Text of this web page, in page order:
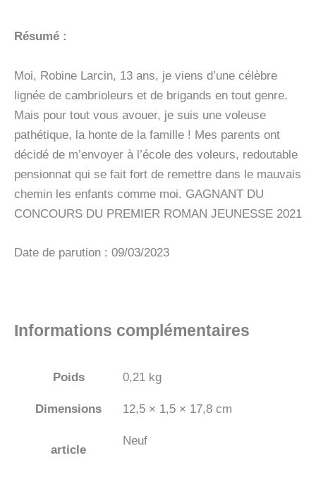
Résumé :
Moi, Robine Larcin, 13 ans, je viens d’une célèbre
lignée de cambrioleurs et de brigands en tout genre.
Mais pour tout vous avouer, je suis une voleuse
pathétique, la honte de la famille ! Mes parents ont
décidé de m’envoyer à l’école des voleurs, redoutable
pensionnat qui se fait fort de remettre dans le mauvais
chemin les enfants comme moi. GAGNANT DU
CONCOURS DU PREMIER ROMAN JEUNESSE 2021
Date de parution : 09/03/2023
Informations complémentaires
Poids 0,21 kg
Dimensions 12,5 × 1,5 × 17,8 cm
article
Neuf